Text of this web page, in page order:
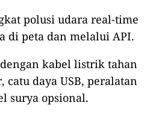
polusi udara real-time
di peta dan melalui API.
kabel listrik tahan
catu daya USB, peralatan
surya opsional.